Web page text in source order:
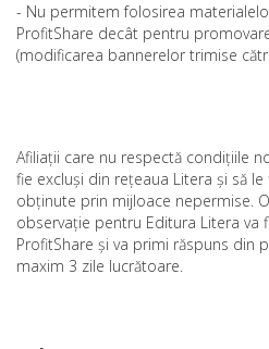
- Nu permitem folosirea
ProfitShare decât pentru
(modificarea bannerelor trimise
Afiliații care nu respectă condițiile
fie excluși din rețeaua Litera și să
obținute prin mijloace nepermise.
observație pentru Editura Litera va
ProfitShare și va primi răspuns din
maxim 3 zile lucrătoare.